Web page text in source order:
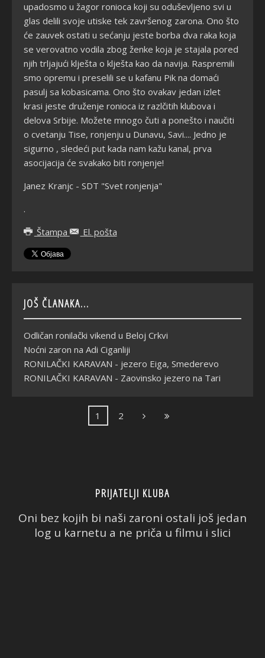
upadosmo u žagor ronioca koji su oduševljeno svi u
glas delili svoje utiske tek završenog zarona. Ono što
će zauvek ostati u sećanju jeste borba dva raka koja
se verovatno vodila zbog ženke koja je stajala pored
njih trljajući klješta o klješta kao da navija. Raspremili
smo opremu i preselili se u kafanu Pik na domaći
pasulj sa kobasicama. Ono što ovakav jedan izlet
krasi jeste druženje ronioca iz razlčitih klubova i
delova Srbije. Možete mnogo čuti a ponešto i naučiti
o cvetanju Tise, ronjenju u Dunavu, Savi.... Jedno je
sigurno , sledeći put kada nam kažu kanal, prva
asocijacija će svakako biti ronjenje!
Janez Kranjc - SDT "Svet ronjenja"
.
Štampa
El. pošta
JOŠ ČLANAKA...
Odličan ronilački vikend u Beloj Crkvi
Noćni zaron na Adi Ciganliji
RONILAČKI KARAVAN - jezero Eiga, Smederevo
RONILAČKI KARAVAN - Zaovinsko jezero na Tari
1 2
PRIJATELJI KLUBA
Oni bez kojih bi naši zaroni ostali još jedan
log u karnetu a ne priča u filmu i slici